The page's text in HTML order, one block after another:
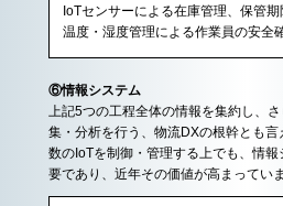
IoTセンサーによる在庫管理、保管
温度・湿度管理による作業員の安
⑥情報システム
上記5つの工程全体の情報を集約し、
集・分析を行う、物流DXの根幹とも
数のIoTを制御・管理する上でも、情
要であり、近年その価値が高まっていま